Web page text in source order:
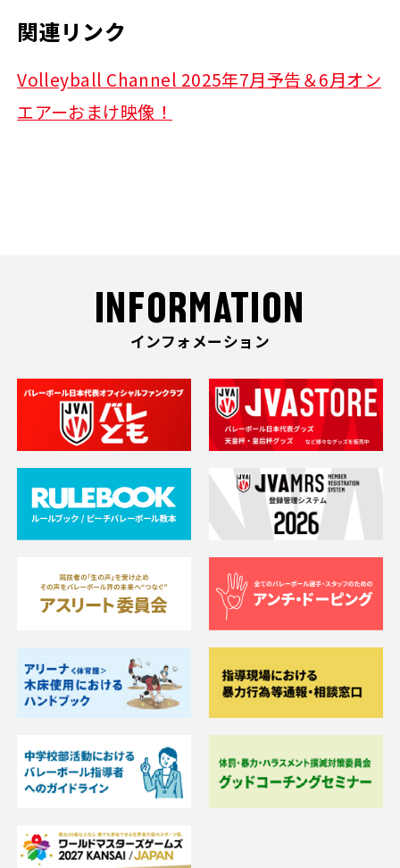
関連リンク
Volleyball Channel 2025年7月予告＆6月オン
エアーおまけ映像！
INFORMATION
インフォメーション